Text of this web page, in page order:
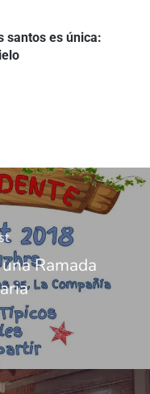
santos es única:
Ramada